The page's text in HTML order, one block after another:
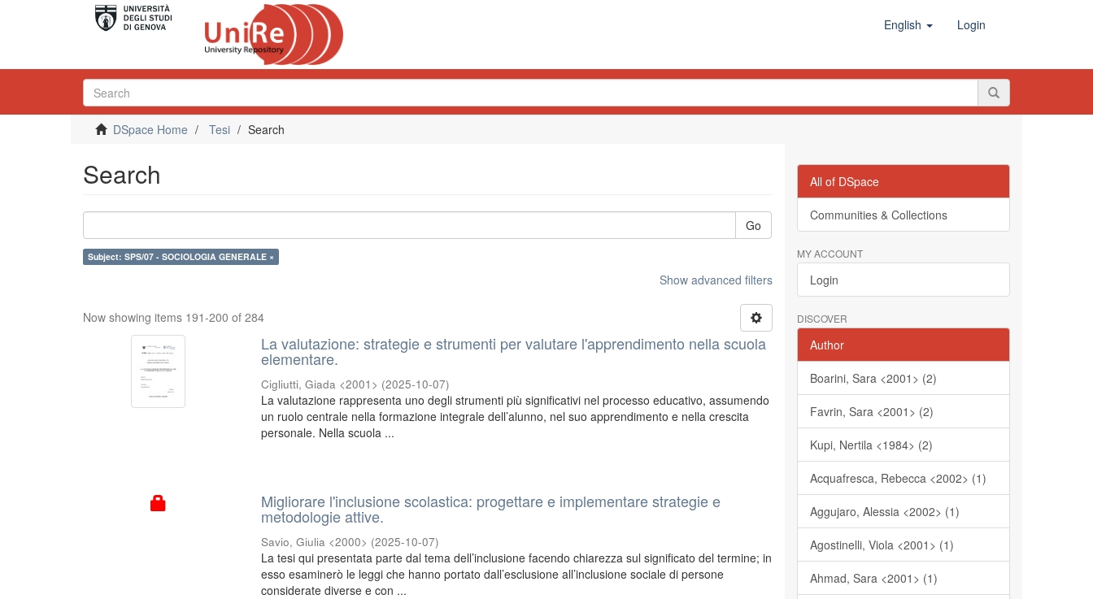
English Login
DSpace Home Tesi Search
Search
Go
Subject: SPS/07 - SOCIOLOGIA GENERALE ×
Show advanced filters
Now showing items 191-200 of 284
La valutazione: strategie e strumenti per valutare l'apprendimento nella scuola
elementare.
Cigliutti, Giada <2001> (2025-10-07)
La valutazione rappresenta uno degli strumenti più significativi nel processo educativo, assumendo
un ruolo centrale nella formazione integrale dell’alunno, nel suo apprendimento e nella crescita
personale. Nella scuola ...
Migliorare l'inclusione scolastica: progettare e implementare strategie e
metodologie attive.
Savio, Giulia <2000> (2025-10-07)
La tesi qui presentata parte dal tema dell’inclusione facendo chiarezza sul significato del termine; in
esso esaminerò le leggi che hanno portato dall’esclusione all’inclusione sociale di persone
considerate diverse e con ...
All of DSpace
Communities & Collections
MY ACCOUNT
Login
DISCOVER
Author
Boarini, Sara <2001> (2)
Favrin, Sara <2001> (2)
Kupi, Nertila <1984> (2)
Acquafresca, Rebecca <2002> (1)
Aggujaro, Alessia <2002> (1)
Agostinelli, Viola <2001> (1)
Ahmad, Sara <2001> (1)